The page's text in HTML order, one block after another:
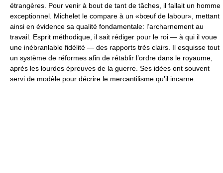
étrangères. Pour venir à bout de tant de tâches, il fallait un homme
exceptionnel. Michelet le compare à un «bœuf de labour», mettant
ainsi en évidence sa qualité fondamentale: l’archarnement au
travail. Esprit méthodique, il sait rédiger pour le roi — à qui il voue
une inébranlable fidélité — des rapports très clairs. Il esquisse tout
un système de réformes afin de rétablir l’ordre dans le royaume,
après les lourdes épreuves de la guerre. Ses idées ont souvent
servi de modèle pour décrire le mercantilisme qu’il incarne.